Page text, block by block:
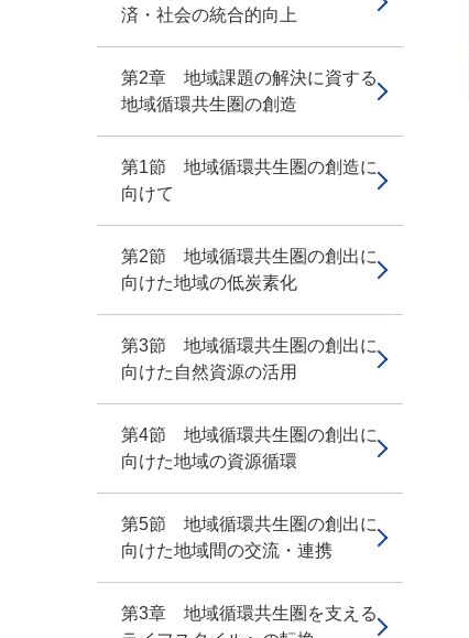
済・社会の統合的向上
第2章 地域課題の解決に資する
地域循環共生圏の創造
第1節 地域循環共生圏の創造に
向けて
第2節 地域循環共生圏の創出に
向けた地域の低炭素化
第3節 地域循環共生圏の創出に
向けた自然資源の活用
第4節 地域循環共生圏の創出に
向けた地域の資源循環
第5節 地域循環共生圏の創出に
向けた地域間の交流・連携
第3章 地域循環共生圏を支える